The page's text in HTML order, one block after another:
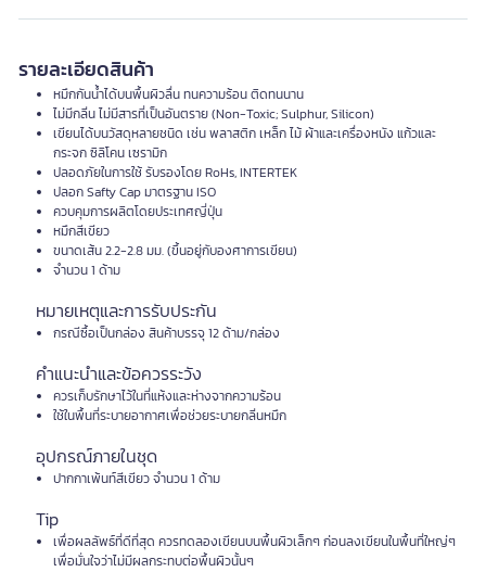
รายละเอียดสินค้า
หมึกกันน้ำได้บนพื้นผิวลื่น ทนความร้อน ติดทนนาน
ไม่มีกลิ่น ไม่มีสารที่เป็นอันตราย (Non-Toxic; Sulphur, Silicon)
เขียนได้บนวัสดุหลายชนิด เช่น พลาสติก เหล็ก ไม้ ผ้าและเครื่องหนัง แก้วและ
กระจก ซิลิโคน เซรามิก
ปลอดภัยในการใช้ รับรองโดย RoHs, INTERTEK
ปลอก Safty Cap มาตรฐาน ISO
ควบคุมการผลิตโดยประเทศญี่ปุ่น
หมึกสีเขียว
ขนาดเส้น 2.2-2.8 มม. (ขึ้นอยู่กับองศาการเขียน)
จำนวน 1 ด้าม
หมายเหตุและการรับประกัน
กรณีซื้อเป็นกล่อง สินค้าบรรจุ 12 ด้าม/กล่อง
คำแนะนำและข้อควรระวัง
ควรเก็บรักษาไว้ในที่แห้งและห่างจากความร้อน
ใช้ในพื้นที่ระบายอากาศเพื่อช่วยระบายกลิ่นหมึก
อุปกรณ์ภายในชุด
ปากกาเพ้นท์สีเขียว จำนวน 1 ด้าม
Tip
เพื่อผลลัพธ์ที่ดีที่สุด ควรทดลองเขียนบนพื้นผิวเล็กๆ ก่อนลงเขียนในพื้นที่ใหญ่ๆ
เพื่อมั่นใจว่าไม่มีผลกระทบต่อพื้นผิวนั้นๆ